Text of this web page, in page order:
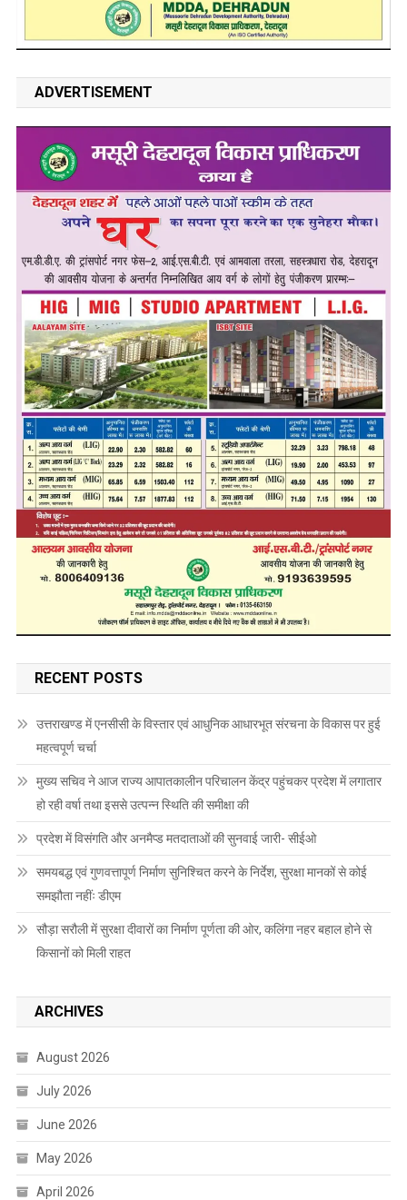
ADVERTISEMENT
RECENT POSTS
उत्तराखण्ड में एनसीसी के विस्तार एवं आधुनिक आधारभूत संरचना के विकास पर हुई
महत्वपूर्ण चर्चा
मुख्य सचिव ने आज राज्य आपातकालीन परिचालन केंद्र पहुंचकर प्रदेश में लगातार
हो रही वर्षा तथा इससे उत्पन्न स्थिति की समीक्षा की
प्रदेश में विसंगति और अनमैप्ड मतदाताओं की सुनवाई जारी- सीईओ
समयबद्ध एवं गुणवत्तापूर्ण निर्माण सुनिश्चित करने के निर्देश, सुरक्षा मानकों से कोई
समझौता नहींः डीएम
सौड़ा सरौली में सुरक्षा दीवारों का निर्माण पूर्णता की ओर, कलिंगा नहर बहाल होने से
किसानों को मिली राहत
ARCHIVES
August 2026
July 2026
June 2026
May 2026
April 2026